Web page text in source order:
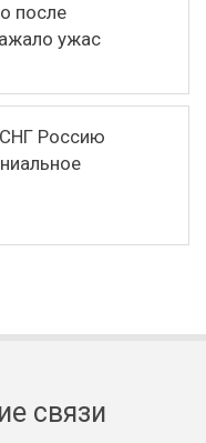
после
ужас
СНГ Россию
связи